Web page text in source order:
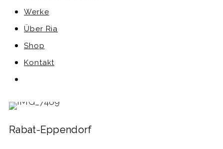
Werke
Über Ria
Shop
Kontakt
Rabat-Eppendorf